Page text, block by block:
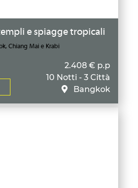
e spiagge tropicali
Chiang Mai e Krabi
2.408 € p.p
10 Notti - 3 Città
Bangkok